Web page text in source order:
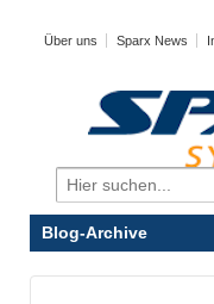
Über uns Sparx News
Search
for:
Blog-Archive